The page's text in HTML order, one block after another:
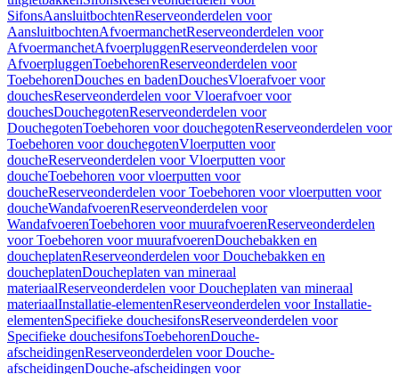
SifonsAansluitbochtenReserveonderdelen voor
AansluitbochtenAfvoermanchetReserveonderdelen voor
AfvoermanchetAfvoerpluggenReserveonderdelen voor
AfvoerpluggenToebehorenReserveonderdelen voor
ToebehorenDouches en badenDouchesVloerafvoer voor
douchesReserveonderdelen voor Vloerafvoer voor
douchesDouchegotenReserveonderdelen voor
DouchegotenToebehoren voor douchegotenReserveonderdelen voor
Toebehoren voor douchegotenVloerputten voor
doucheReserveonderdelen voor Vloerputten voor
doucheToebehoren voor vloerputten voor
doucheReserveonderdelen voor Toebehoren voor vloerputten voor
doucheWandafvoerenReserveonderdelen voor
WandafvoerenToebehoren voor muurafvoerenReserveonderdelen
voor Toebehoren voor muurafvoerenDouchebakken en
doucheplatenReserveonderdelen voor Douchebakken en
doucheplatenDoucheplaten van mineraal
materiaalReserveonderdelen voor Doucheplaten van mineraal
materiaalInstallatie-elementenReserveonderdelen voor Installatie-
elementenSpecifieke douchesifonsReserveonderdelen voor
Specifieke douchesifonsToebehorenDouche-
afscheidingenReserveonderdelen voor Douche-
afscheidingenDouche-afscheidingen voor